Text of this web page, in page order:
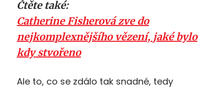
Čtěte také:
Catherine Fisherová zve do
nejkomplexnějšího vězení, jaké bylo
kdy stvořeno
Ale to, co se zdálo tak snadné, tedy